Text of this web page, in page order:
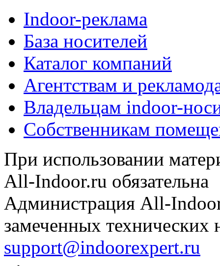
Indoor-реклама
База носителей
Каталог компаний
Агентствам и
Владельцам indoor-
Собственникам
При использовании
All-Indoor.ru обязательна
Администрация All-
замеченных технических
support@indoorexpert.ru